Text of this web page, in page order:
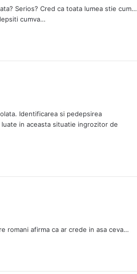
Serios? Cred ca toata lumea stie cum…
cumva…
Identificarea si pedepsirea
in aceasta situatie ingrozitor de
romani afirma ca ar crede in asa ceva…